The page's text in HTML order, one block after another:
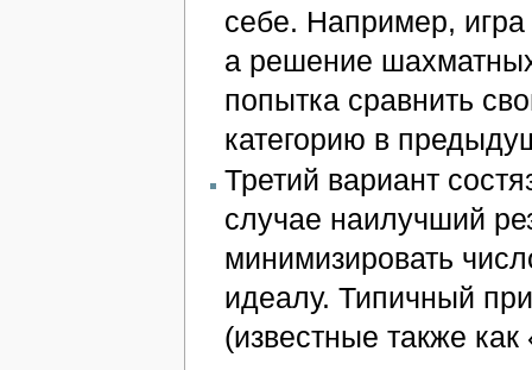
себе. Например,
а решение
попытка сравнить
категорию в
Третий вариант
случае наилучший
минимизировать
идеалу. Типичный
(известные также